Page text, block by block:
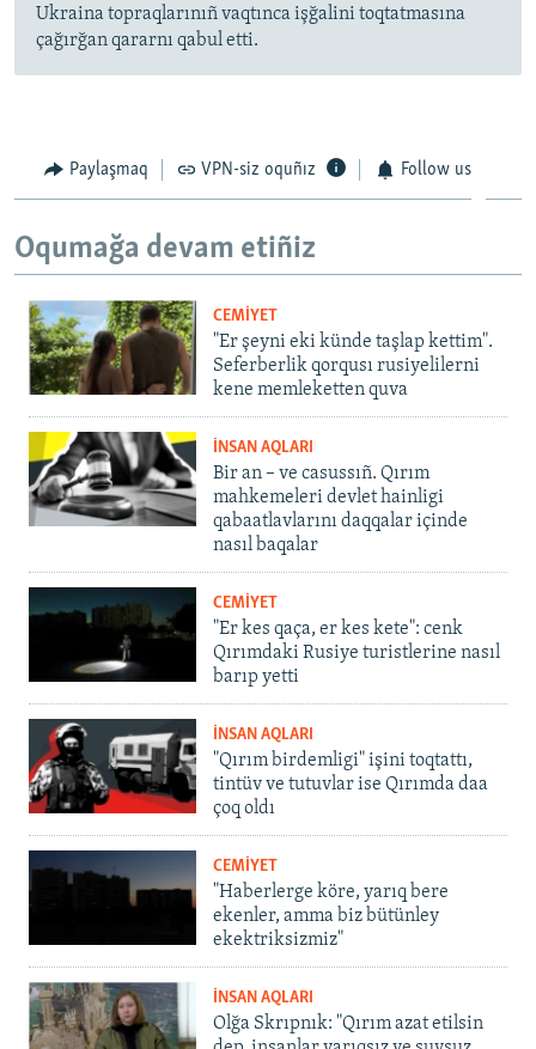
Ukraina topraqlarınıñ vaqtınca işğalini toqtatmasına
çağırğan qararnı qabul etti.
Paylaşmaq VPN-siz oquñız Follow us
Oqumağa devam etiñiz
CEMİYET
"Er şeyni eki künde taşlap kettim".
Seferberlik qorqusı rusiyelilerni
kene memleketten quva
İNSAN AQLARI
Bir an – ve casussıñ. Qırım
mahkemeleri devlet hainligi
qabaatlavlarını daqqalar içinde
nasıl baqalar
CEMİYET
"Er kes qaça, er kes kete": cenk
Qırımdaki Rusiye turistlerine nasıl
barıp yetti
İNSAN AQLARI
"Qırım birdemligi" işini toqtattı,
tintüv ve tutuvlar ise Qırımda daa
çoq oldı
CEMİYET
"Haberlerge köre, yarıq bere
ekenler, amma biz bütünley
ekektriksizmiz"
İNSAN AQLARI
Olğa Skrıpnık: "Qırım azat etilsin